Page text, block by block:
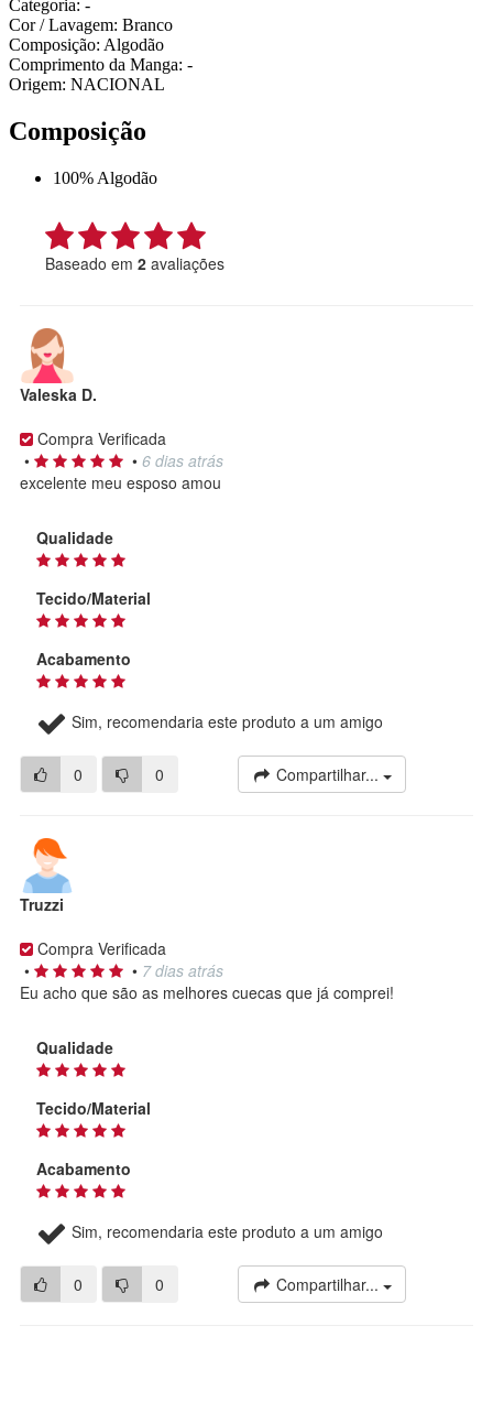
Categoria: -
Cor / Lavagem: Branco
Composição: Algodão
Comprimento da Manga: -
Origem: NACIONAL
Composição
100% Algodão
Baseado em 2 avaliações
Valeska D.
Compra Verificada
•
• 6 dias atrás
excelente meu esposo amou
Qualidade
Tecido/Material
Acabamento
Sim, recomendaria este produto a um amigo
0 0 Compartilhar...
Truzzi
Compra Verificada
•
• 7 dias atrás
Eu acho que são as melhores cuecas que já comprei!
Qualidade
Tecido/Material
Acabamento
Sim, recomendaria este produto a um amigo
0 0 Compartilhar...